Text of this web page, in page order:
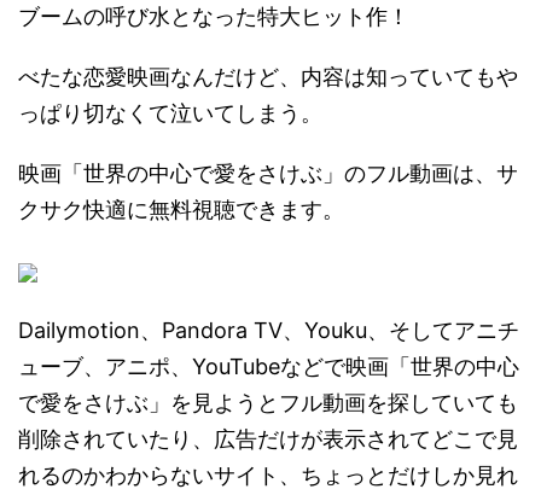
ブームの呼び水となった特大ヒット作！
べたな恋愛映画なんだけど、内容は知っていてもや
っぱり切なくて泣いてしまう。
映画「世界の中心で愛をさけぶ」のフル動画は、サ
クサク快適に無料視聴できます。
Dailymotion、Pandora TV、Youku、そしてアニチ
ューブ、アニポ、YouTubeなどで映画「世界の中心
で愛をさけぶ」を見ようとフル動画を探していても
削除されていたり、広告だけが表示されてどこで見
れるのかわからないサイト、ちょっとだけしか見れ